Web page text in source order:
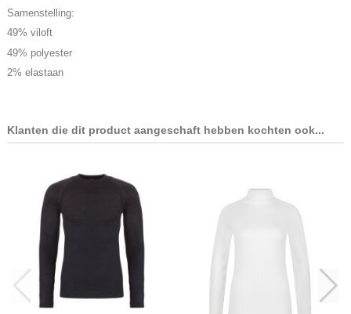
Samenstelling:
49% viloft
49% polyester
2% elastaan
Klanten die dit product aangeschaft hebben kochten ook...